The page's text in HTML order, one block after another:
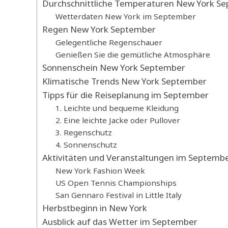
Durchschnittliche Temperaturen New York
Wetterdaten New York im September
Regen New York September
Gelegentliche Regenschauer
Genießen Sie die gemütliche Atmosphäre
Sonnenschein New York September
Klimatische Trends New York September
Tipps für die Reiseplanung im September
1. Leichte und bequeme Kleidung
2. Eine leichte Jacke oder Pullover
3. Regenschutz
4. Sonnenschutz
Aktivitäten und Veranstaltungen im
New York Fashion Week
US Open Tennis Championships
San Gennaro Festival in Little Italy
Herbstbeginn in New York
Ausblick auf das Wetter im September